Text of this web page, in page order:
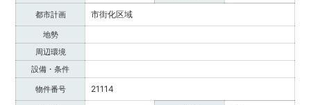
都市計画 市街化区域
地勢
周辺環境
設備・条件
物件番号 21114